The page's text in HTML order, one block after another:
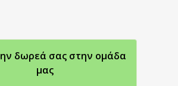
δωρεά σας στην oμάδα
μας